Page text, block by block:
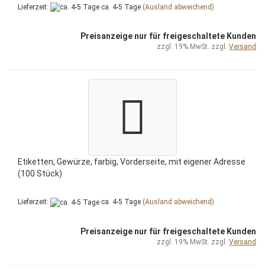
Lieferzeit: ca. 4-5 Tage (Ausland abweichend)
Preisanzeige nur für freigeschaltete Kunden
zzgl. 19% MwSt. zzgl. Versand
Etiketten, Gewürze, farbig, Vorderseite, mit eigener Adresse
(100 Stück)
Lieferzeit: ca. 4-5 Tage (Ausland abweichend)
Preisanzeige nur für freigeschaltete Kunden
zzgl. 19% MwSt. zzgl. Versand